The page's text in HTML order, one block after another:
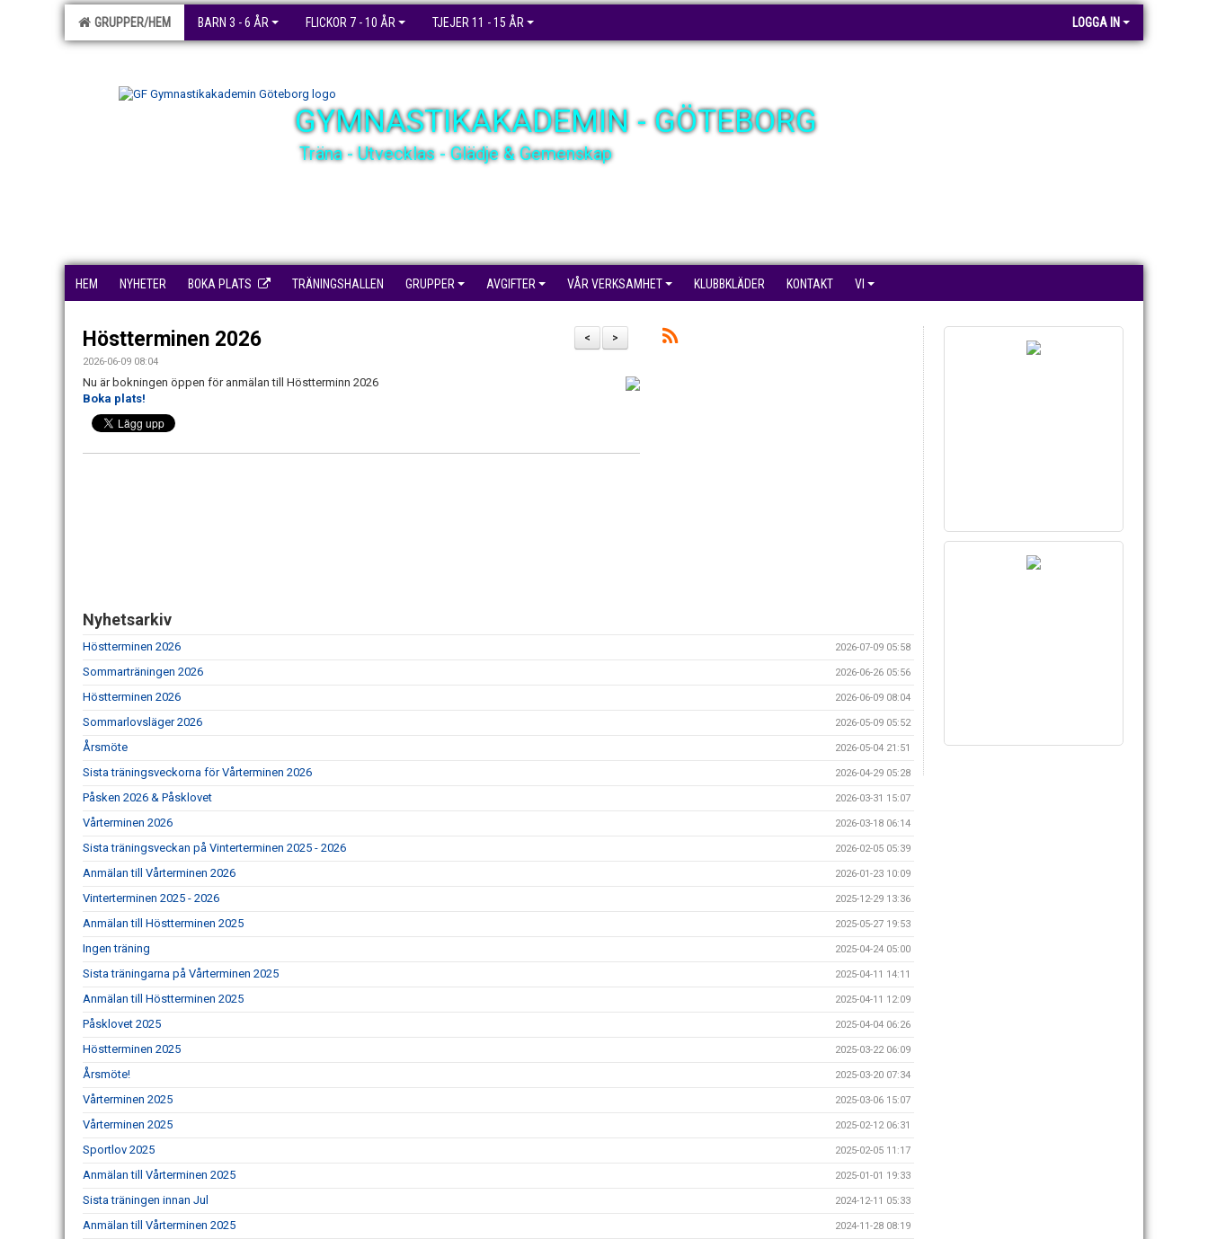
GRUPPER/HEM BARN 3 - 6 ÅR FLICKOR 7 - 10 ÅR TJEJER 11 - 15 ÅR LOGGA IN
GYMNASTIKAKADEMIN - GÖTEBORG
Träna - Utvecklas - Glädje & Gemenskap
HEM NYHETER BOKA PLATS TRÄNINGSHALLEN GRUPPER AVGIFTER VÅR VERKSAMHET KLUBBKLÄDER KONTAKT VI
>
<
Höstterminen 2026
2026-06-09 08:04
Nu är bokningen öppen för anmälan till Höstterminn 2026
Boka plats!
Nyhetsarkiv
Höstterminen 2026 2026-07-09 05:58
Sommarträningen 2026 2026-06-26 05:56
Höstterminen 2026 2026-06-09 08:04
Sommarlovsläger 2026 2026-05-09 05:52
Årsmöte 2026-05-04 21:51
Sista träningsveckorna för Vårterminen 2026 2026-04-29 05:28
Påsken 2026 & Påsklovet 2026-03-31 15:07
Vårterminen 2026 2026-03-18 06:14
Sista träningsveckan på Vinterterminen 2025 - 2026 2026-02-05 05:39
Anmälan till Vårterminen 2026 2026-01-23 10:09
Vinterterminen 2025 - 2026 2025-12-29 13:36
Anmälan till Höstterminen 2025 2025-05-27 19:53
Ingen träning 2025-04-24 05:00
Sista träningarna på Vårterminen 2025 2025-04-11 14:11
Anmälan till Höstterminen 2025 2025-04-11 12:09
Påsklovet 2025 2025-04-04 06:26
Höstterminen 2025 2025-03-22 06:09
Årsmöte! 2025-03-20 07:34
Vårterminen 2025 2025-03-06 15:07
Vårterminen 2025 2025-02-12 06:31
Sportlov 2025 2025-02-05 11:17
Anmälan till Vårterminen 2025 2025-01-01 19:33
Sista träningen innan Jul 2024-12-11 05:33
Anmälan till Vårterminen 2025 2024-11-28 08:19